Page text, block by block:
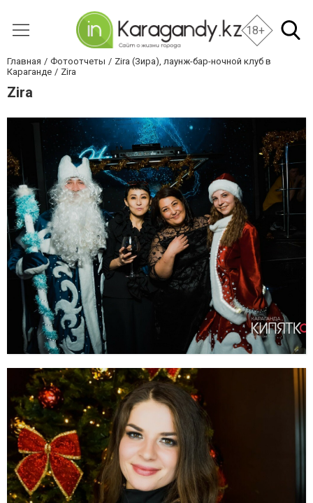
18+
Главная Фотоотчеты
Zira (Зира), лаунж-бар-ночной клуб в
Караганде
Zira
Zira